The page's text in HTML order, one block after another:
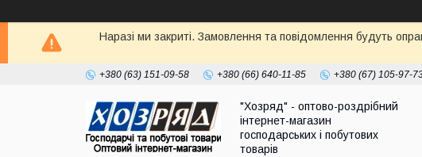
Наразі ми закриті. Замовлення та повідомлення будуть
+380 (63) 151-09-58 +380 (66) 640-11-85 +380 (67) 105-97-
"Хозряд" - оптово-роздрібний
інтернет-магазин
господарських і побутових
товарів